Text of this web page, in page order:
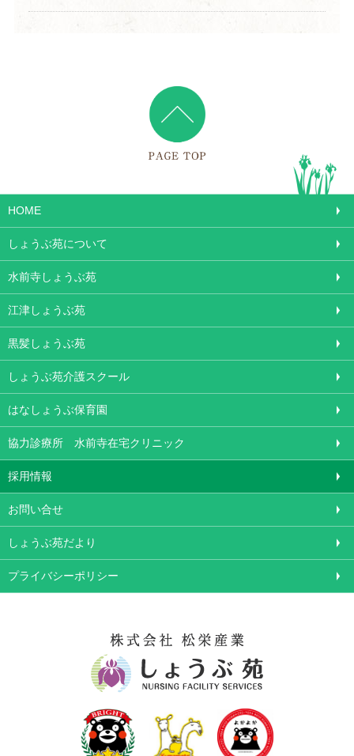
HOME
しょうぶ苑について
水前寺しょうぶ苑
江津しょうぶ苑
黒髪しょうぶ苑
しょうぶ苑介護スクール
はなしょうぶ保育園
協力診療所 水前寺在宅クリニック
採用情報
お問い合せ
しょうぶ苑だより
プライバシーポリシー